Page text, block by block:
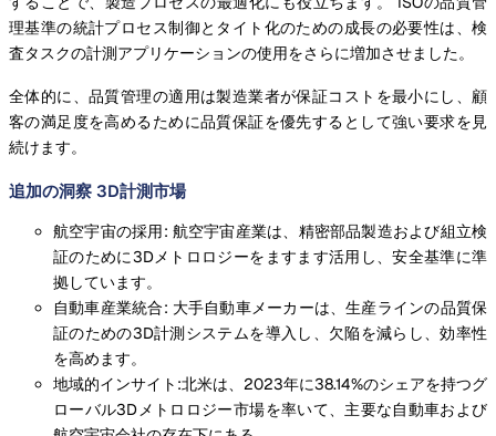
理基準の統計プロセス制御とタイト化のための成長の必要性は、検
査タスクの計測アプリケーションの使用をさらに増加させました。
全体的に、品質管理の適用は製造業者が保証コストを最小にし、顧
客の満足度を高めるために品質保証を優先するとして強い要求を見
続けます。
追加の洞察 3D計測市場
航空宇宙の採用: 航空宇宙産業は、精密部品製造および組立検
証のために3Dメトロロジーをますます活用し、安全基準に準
拠しています。
自動車産業統合: 大手自動車メーカーは、生産ラインの品質保
証のための3D計測システムを導入し、欠陥を減らし、効率性
を高めます。
地域的インサイト:北米は、2023年に38.14%のシェアを持つグ
ローバル3Dメトロロジー市場を率いて、主要な自動車および